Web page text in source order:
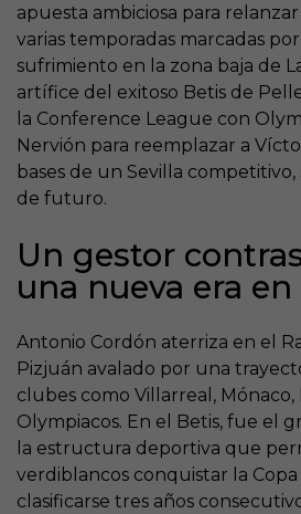
apuesta ambiciosa para
varias temporadas marcadas
sufrimiento en la zona baja de
artífice del exitoso Betis de
la Conference League con
Nervión para reemplazar a
bases de un Sevilla competitivo,
de futuro.
Un gestor
una nueva era en
Antonio Cordón aterriza en el
Pizjuán avalado por una
clubes como Villarreal, Mónaco,
Olympiacos. En el Betis, fue el
la estructura deportiva que
verdiblancos conquistar la
clasificarse tres años